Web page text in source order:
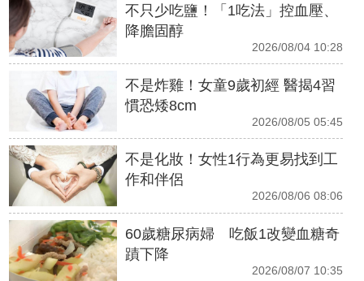
不只少吃鹽！「1吃法」控血壓、
降膽固醇
2026/08/04 10:28
不是炸雞！女童9歲初經 醫揭4習
慣恐矮8cm
2026/08/05 05:45
不是化妝！女性1行為更易找到工
作和伴侶
2026/08/06 08:06
60歲糖尿病婦 吃飯1改變血糖奇
蹟下降
2026/08/07 10:35